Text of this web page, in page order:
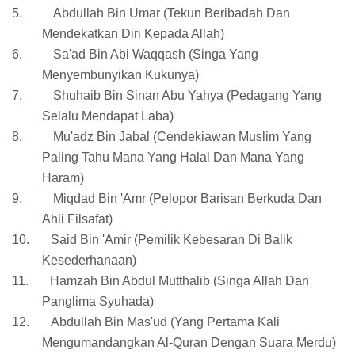
5.
Abdullah Bin Umar (Tekun Beribadah Dan
Mendekatkan Diri Kepada Allah)
6.
Sa'ad Bin Abi Waqqash (Singa Yang
Menyembunyikan Kukunya)
7.
Shuhaib Bin Sinan Abu Yahya (Pedagang Yang
Selalu Mendapat Laba)
8.
Mu'adz Bin Jabal (Cendekiawan Muslim Yang
Paling Tahu Mana Yang Halal Dan Mana Yang
Haram)
9.
Miqdad Bin 'Amr (Pelopor Barisan Berkuda Dan
Ahli Filsafat)
10.
Said Bin 'Amir (Pemilik Kebesaran Di Balik
Kesederhanaan)
11.
Hamzah Bin Abdul Mutthalib (Singa Allah Dan
Panglima Syuhada)
12.
Abdullah Bin Mas'ud (Yang Pertama Kali
Mengumandangkan Al-Quran Dengan Suara Merdu)